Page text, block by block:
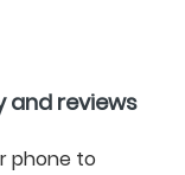
and reviews
phone to